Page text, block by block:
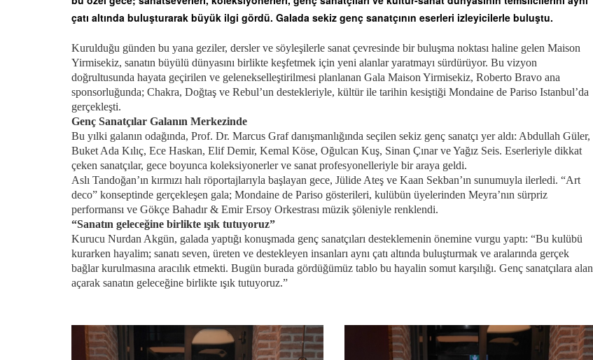
çatı altında buluşturarak büyük ilgi gördü. Galada sekiz genç sanatçının eserleri izleyicilerle buluştu.
Kurulduğu günden bu yana geziler, dersler ve söyleşilerle sanat çevresinde bir buluşma noktası haline gelen Maison
Yirmisekiz, sanatın büyülü dünyasını birlikte keşfetmek için yeni alanlar yaratmayı sürdürüyor. Bu vizyon
doğrultusunda hayata geçirilen ve gelenekselleştirilmesi planlanan Gala Maison Yirmisekiz, Roberto Bravo ana
sponsorluğunda; Chakra, Doğtaş ve Rebul’un destekleriyle, kültür ile tarihin kesiştiği Mondaine de Pariso Istanbul’da
gerçekleşti.
Genç Sanatçılar Galanın Merkezinde
Bu yılki galanın odağında, Prof. Dr. Marcus Graf danışmanlığında seçilen sekiz genç sanatçı yer aldı: Abdullah Güler,
Buket Ada Kılıç, Ece Haskan, Elif Demir, Kemal Köse, Oğulcan Kuş, Sinan Çınar ve Yağız Seis. Eserleriyle dikkat
çeken sanatçılar, gece boyunca koleksiyonerler ve sanat profesyonelleriyle bir araya geldi.
Aslı Tandoğan’ın kırmızı halı röportajlarıyla başlayan gece, Jülide Ateş ve Kaan Sekban’ın sunumuyla ilerledi. “Art
deco” konseptinde gerçekleşen gala; Mondaine de Pariso gösterileri, kulübün üyelerinden Meyra’nın sürpriz
performansı ve Gökçe Bahadır & Emir Ersoy Orkestrası müzik şöleniyle renklendi.
“Sanatın geleceğine birlikte ışık tutuyoruz”
Kurucu Nurdan Akgün, galada yaptığı konuşmada genç sanatçıları desteklemenin önemine vurgu yaptı: “Bu kulübü
kurarken hayalim; sanatı seven, üreten ve destekleyen insanları aynı çatı altında buluşturmak ve aralarında gerçek
bağlar kurulmasına aracılık etmekti. Bugün burada gördüğümüz tablo bu hayalin somut karşılığı. Genç sanatçılara alan
açarak sanatın geleceğine birlikte ışık tutuyoruz.”